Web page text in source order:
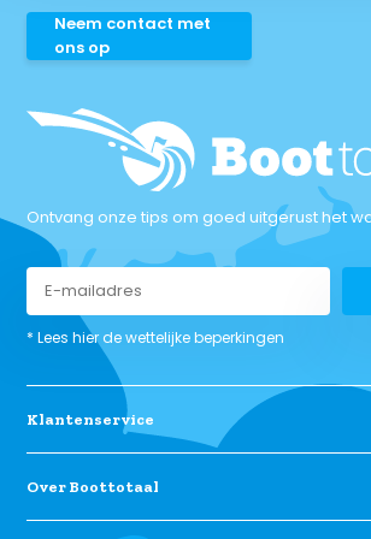
Neem contact met
ons op
Ontvang onze tips om goed uitgerust het
* Lees hier de wettelijke beperkingen
Klantenservice
Over Boottotaal